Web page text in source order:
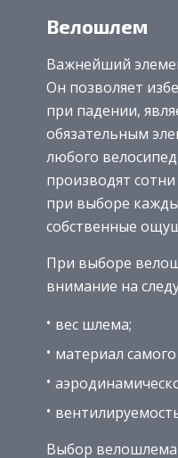
Велошлем
Важнейший
Он позволяет
при падении,
обязательным
любого
производят
при выборе
собственные
При выборе
внимание на
вес шлема;
материал
Выбор велошлема